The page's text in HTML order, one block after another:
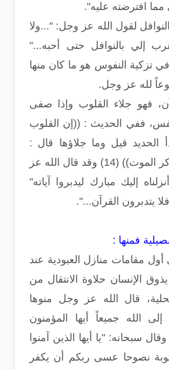
افترضته عليه".
النوافل لقول الله عز وجل: "...ولا
إلي بالنوافل حتى أحبه..."
في تزكية النفوس هو ما كان منها
لله عز وجل.
فهو جلاء القلوب وإذا صفى
ففي الحديث : ((إن القلوب
الحديد قيل وما جلاؤها قال :
تلاوة القرآن وذكر الموت)) (14) وقد قال الله عز
إليك مبارك ليدبروا آياته"
يتدبرون القرآن...".
فمنها :
أول مقامات منازل العبودية عند
يذوق الإنسان حلاوة الانتقال من
قال الله عز وجل منوها
إلى الله جميعاً أيها المؤمنون
سبحانه: "يا أيها الذين آمنوا
توبة نصوحا عسى ربكم أن يكفر